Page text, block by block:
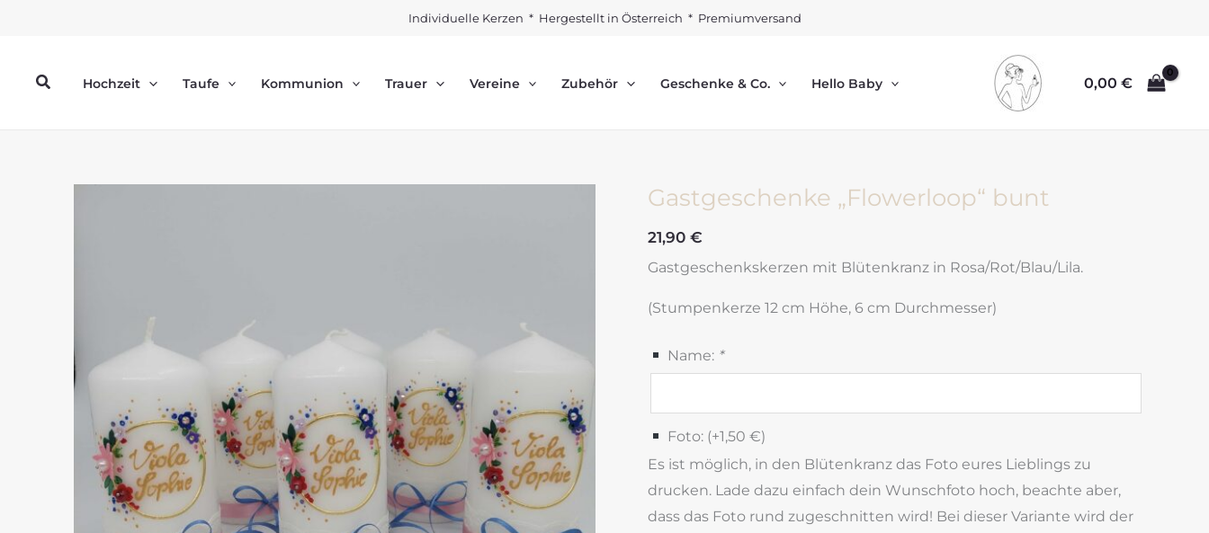
Individuelle Kerzen * Hergestellt in Österreich * Premiumversand
SuchenHochzeit Taufe Kommunion Trauer Vereine Zubehör Geschenke & Co. Hello Baby 0,00 €
Gastgeschenke „Flowerloop“ bunt
21,90 €
Gastgeschenkskerzen mit Blütenkranz in Rosa/Rot/Blau/Lila.
(Stumpenkerze 12 cm Höhe, 6 cm Durchmesser)
Name: *
Foto: (+1,50€)
Es ist möglich, in den Blütenkranz das Foto eures Lieblings zu
drucken. Lade dazu einfach dein Wunschfoto hoch, beachte aber,
dass das Foto rund zugeschnitten wird! Bei dieser Variante wird der